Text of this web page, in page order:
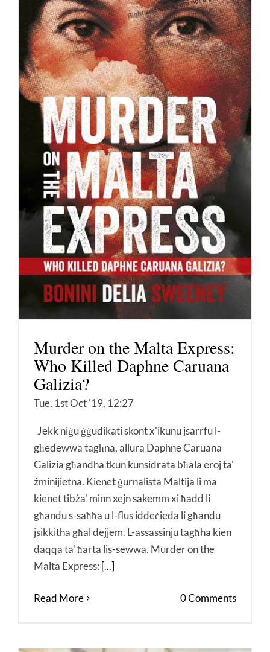
Murder on the Malta Express:
Who Killed Daphne Caruana
Galizia?
Tue, 1st Oct '19, 12:27
Jekk niġu ġġudikati skont x'ikunu jsarrfu l-
għedewwa tagħna, allura Daphne Caruana
Galizia għandha tkun kunsidrata bħala eroj ta'
żminijietna. Kienet ġurnalista Maltija li ma
kienet tibża' minn xejn sakemm xi ħadd li
għandu s-saħħa u l-flus iddeċieda li għandu
jsikkitha għal dejjem. L-assassinju tagħha kien
daqqa ta' ħarta lis-sewwa. Murder on the
Malta Express: [...]
Read More 0 Comments